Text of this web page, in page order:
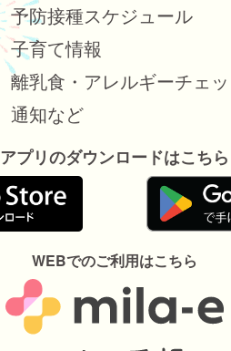
予防接種スケジュール
子育て情報
離乳食・アレルギーチェ
通知など
アプリのダウンロードはこちら
WEBでのご利用はこちら